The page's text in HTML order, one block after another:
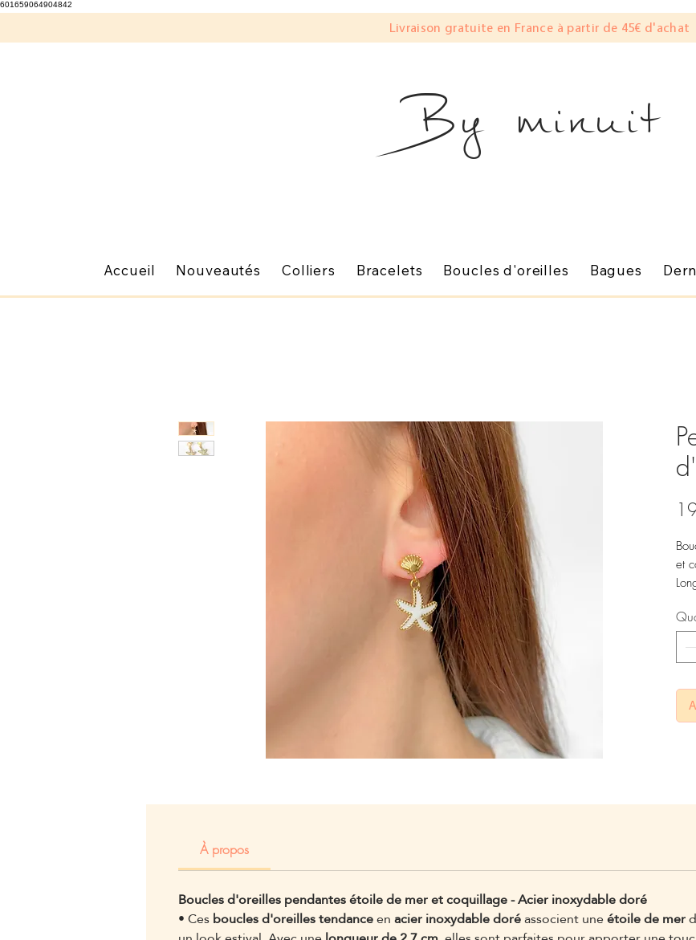
601659064904842
Livraison gratuite en France à partir de 45€ d'achat
By minuit
Accueil Nouveautés Colliers Bracelets Boucles d'oreilles Bagues
et
À propos
Boucles d'oreilles pendantes étoile de mer et coquillage - Acier inoxydable doré
• Cesboucles d'oreilles tendanceenacier inoxydable doréassocient uneétoile de mer